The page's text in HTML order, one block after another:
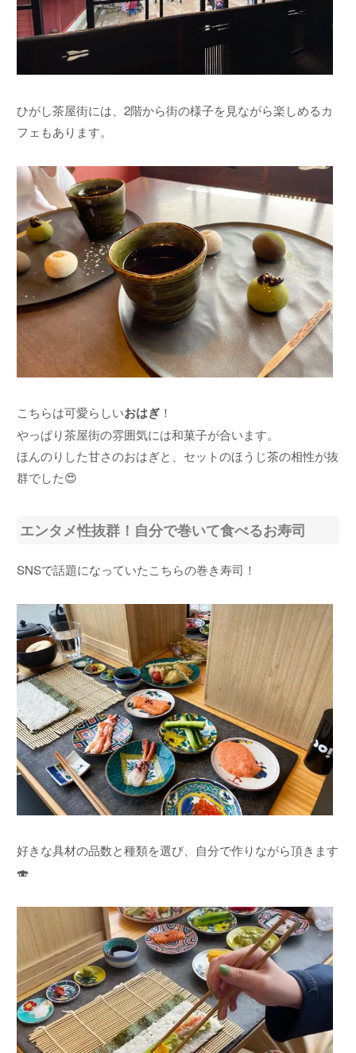
ひがし茶屋街には、2階から街の様子を見ながら楽しめるカ
フェもあります。
こちらは可愛らしいおはぎ ！
やっぱり茶屋街の雰囲気には和菓子が合います。
ほんのりした甘さのおはぎと、セットのほうじ茶の相性が抜
群でした😍
エンタメ性抜群！自分で巻いて食べるお寿司
SNSで話題になっていたこちらの巻き寿司！
好きな具材の品数と種類を選び、自分で作りながら頂きます
🍣